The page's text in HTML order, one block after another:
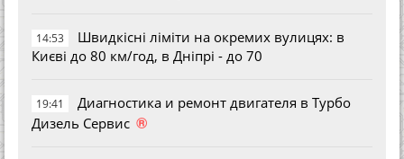
14:53
Швидкісні ліміти на окремих вулицях: в
Києві до 80 км/год, в Дніпрі - до 70
19:41
Диагностика и ремонт двигателя в Турбо
Дизель Сервис ®